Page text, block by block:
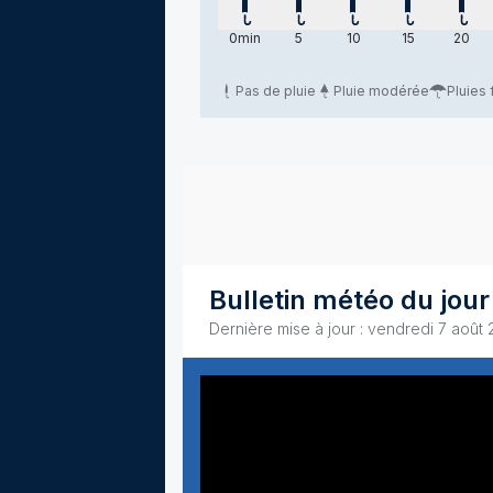
samedi 8 août 2026
0min samedi 8 août 2026
5 samedi 8 août 2026
10 samedi 8 août
15 20
Pas de pluie Pluie modérée Pluies
Bulletin météo du jour
Dernière mise à jour : vendredi 7 août